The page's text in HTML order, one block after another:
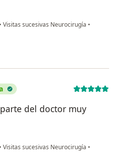
• Visitas sucesivas Neurocirugía •
Vargas Cortés
del doctor muy
• Visitas sucesivas Neurocirugía •